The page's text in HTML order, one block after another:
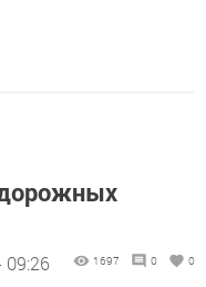
09:26 1697 0 0